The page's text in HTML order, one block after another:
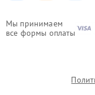
Мы принимаем
все формы оплаты